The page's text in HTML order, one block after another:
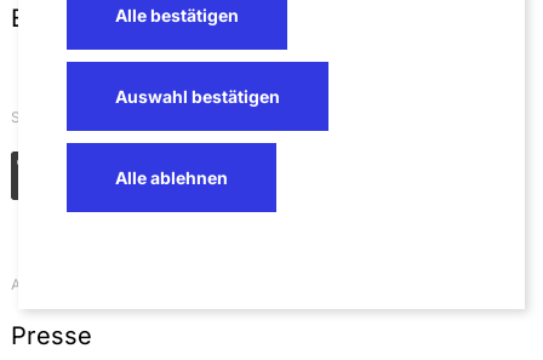
E
info@sza.de
Soziale Netzwerke
Aktuelles
Presse
Alle bestätigen
Auswahl bestätigen
Alle ablehnen